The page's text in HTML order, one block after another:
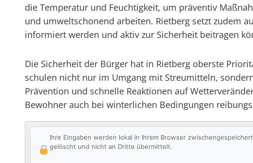
die Temperatur und Feuchtigkeit, um präventiv
und umweltschonend arbeiten. Rietberg setzt zudem
informiert werden und aktiv zur Sicherheit beitragen
Die Sicherheit der Bürger hat in Rietberg oberste
schulen nicht nur im Umgang mit Streumitteln,
Prävention und schnelle Reaktionen auf
Bewohner auch bei winterlichen Bedingungen
Ihre Eingaben werden lokal in Ihrem Browser
gelöscht und nicht an Dritte übermittelt.